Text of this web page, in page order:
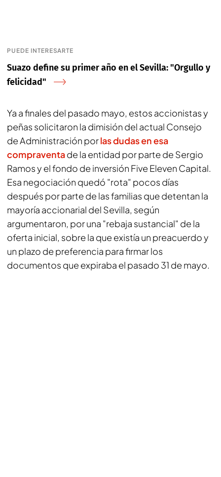
PUEDE INTERESARTE
Suazo define su primer año en el Sevilla: "Orgullo y
felicidad"
Ya a finales del pasado mayo, estos accionistas y
peñas solicitaron la dimisión del actual Consejo
de Administración porlas dudas en esa
compraventade la entidad por parte de Sergio
Ramos y el fondo de inversión Five Eleven Capital.
Esa negociación quedó "rota" pocos días
después por parte de las familias que detentan la
mayoría accionarial del Sevilla, según
argumentaron, por una "rebaja sustancial" de la
oferta inicial, sobre la que existía un preacuerdo y
un plazo de preferencia para firmar los
documentos que expiraba el pasado 31 de mayo.